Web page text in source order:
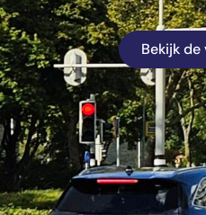
Bekijk